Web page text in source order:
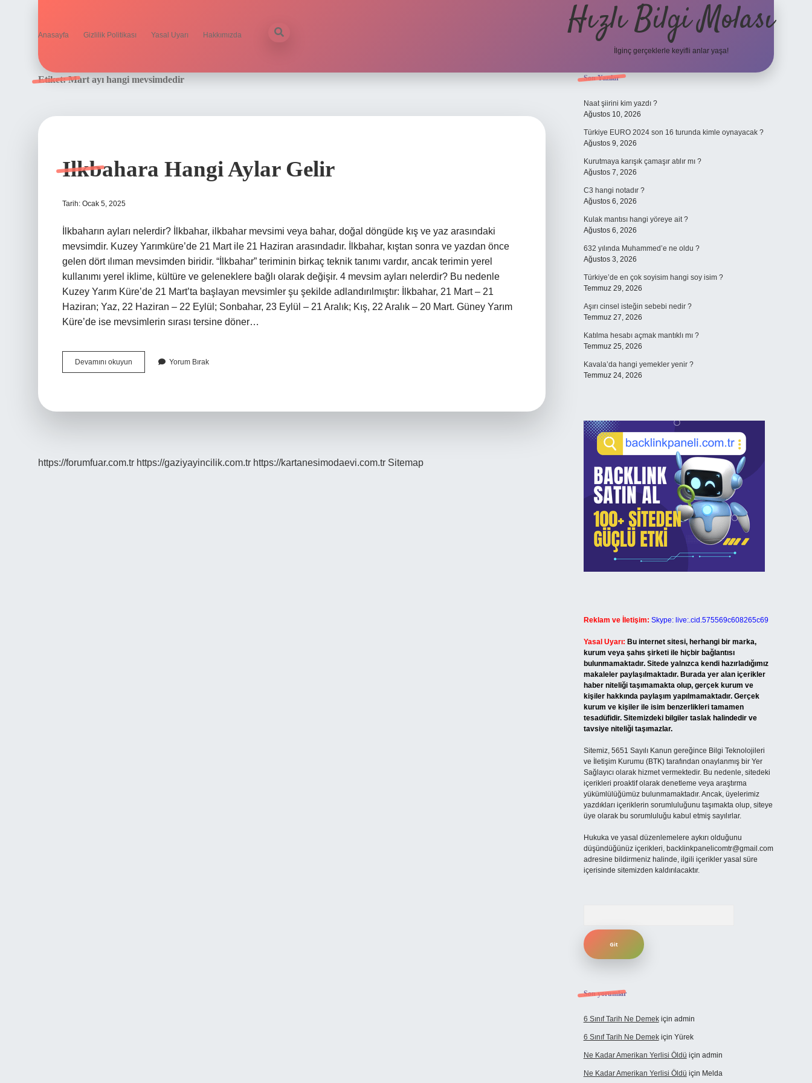
Anasayfa Gizlilik Politikası Yasal Uyarı Hakkımızda Hızlı Bilgi Molası
İlginç gerçeklerle keyifli anlar yaşa!
Etiket:Mart ayı hangi mevsimdedir
Ilkbahara Hangi Aylar Gelir
Tarih: Ocak 5, 2025
İlkbaharın ayları nelerdir? İlkbahar, ilkbahar mevsimi veya bahar, doğal döngüde kış ve yaz arasındaki
mevsimdir. Kuzey Yarımküre’de 21 Mart ile 21 Haziran arasındadır. İlkbahar, kıştan sonra ve yazdan önce
gelen dört ılıman mevsimden biridir. “İlkbahar” teriminin birkaç teknik tanımı vardır, ancak terimin yerel
kullanımı yerel iklime, kültüre ve geleneklere bağlı olarak değişir. 4 mevsim ayları nelerdir? Bu nedenle
Kuzey Yarım Küre’de 21 Mart’ta başlayan mevsimler şu şekilde adlandırılmıştır: İlkbahar, 21 Mart – 21
Haziran; Yaz, 22 Haziran – 22 Eylül; Sonbahar, 23 Eylül – 21 Aralık; Kış, 22 Aralık – 20 Mart. Güney Yarım
Küre’de ise mevsimlerin sırası tersine döner…
Devamını okuyun Ilkbahara
Hangi
Yorum Bırak
https://forumfuar.com.tr https://gaziyayincilik.com.tr https://kartanesimodaevi.com.tr Sitemap
Sidebar
Son Yazılar
Naat şiirini kim yazdı ?
Ağustos 10, 2026
Türkiye EURO 2024 son 16 turunda kimle oynayacak ?
Ağustos 9, 2026
Kurutmaya karışık çamaşır atılır mı ?
Ağustos 7, 2026
C3 hangi notadır ?
Ağustos 6, 2026
Kulak mantısı hangi yöreye ait ?
Ağustos 6, 2026
632 yılında Muhammed’e ne oldu ?
Ağustos 3, 2026
Türkiye’de en çok soyisim hangi soy isim ?
Temmuz 29, 2026
Aşırı cinsel isteğin sebebi nedir ?
Temmuz 27, 2026
Katılma hesabı açmak mantıklı mı ?
Temmuz 25, 2026
Kavala’da hangi yemekler yenir ?
Temmuz 24, 2026
Reklam ve İletişim: Skype: live:.cid.575569c608265c69
Yasal Uyarı: Bu internet sitesi, herhangi bir marka,
kurum veya şahıs şirketi ile hiçbir bağlantısı
bulunmamaktadır. Sitede yalnızca kendi hazırladığımız
makaleler paylaşılmaktadır. Burada yer alan içerikler
haber niteliği taşımamakta olup, gerçek kurum ve
kişiler hakkında paylaşım yapılmamaktadır. Gerçek
kurum ve kişiler ile isim benzerlikleri tamamen
tesadüfidir. Sitemizdeki bilgiler taslak halindedir ve
tavsiye niteliği taşımazlar.
Sitemiz, 5651 Sayılı Kanun gereğince Bilgi Teknolojileri
ve İletişim Kurumu (BTK) tarafından onaylanmış bir Yer
Sağlayıcı olarak hizmet vermektedir. Bu nedenle, sitedeki
içerikleri proaktif olarak denetleme veya araştırma
yükümlülüğümüz bulunmamaktadır. Ancak, üyelerimiz
yazdıkları içeriklerin sorumluluğunu taşımakta olup, siteye
üye olarak bu sorumluluğu kabul etmiş sayılırlar.
Hukuka ve yasal düzenlemelere aykırı olduğunu
düşündüğünüz içerikleri, backlinkpanelicomtr@gmail.com
adresine bildirmeniz halinde, ilgili içerikler yasal süre
içerisinde sitemizden kaldırılacaktır.
Son yorumlar
6 Sınıf Tarih Ne Demekiçin admin
6 Sınıf Tarih Ne Demekiçin Yürek
Ne Kadar Amerikan Yerlisi Öldü için admin
Ne Kadar Amerikan Yerlisi Öldü için Melda